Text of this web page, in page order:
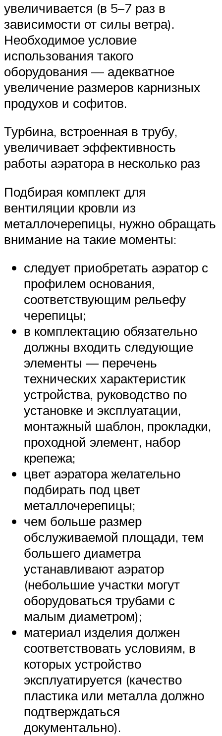
увеличивается (в 5–7 раз в
зависимости от силы ветра).
Необходимое условие
использования такого
оборудования — адекватное
увеличение размеров карнизных
продухов и софитов.
Турбина, встроенная в трубу,
увеличивает эффективность
работы аэратора в несколько раз
Подбирая комплект для
вентиляции кровли из
металлочерепицы, нужно обращать
внимание на такие моменты:
следует приобретать аэратор с
профилем основания,
соответствующим рельефу
черепицы;
в комплектацию обязательно
должны входить следующие
элементы — перечень
технических характеристик
устройства, руководство по
установке и эксплуатации,
монтажный шаблон, прокладки,
проходной элемент, набор
крепежа;
цвет аэратора желательно
подбирать под цвет
металлочерепицы;
чем больше размер
обслуживаемой площади, тем
большего диаметра
устанавливают аэратор
(небольшие участки могут
оборудоваться трубами с
малым диаметром);
материал изделия должен
соответствовать условиям, в
которых устройство
эксплуатируется (качество
пластика или металла должно
подтверждаться
документально).